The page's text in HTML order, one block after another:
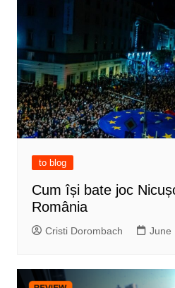
to blog
Cum își bate joc
România
Cristi Dorombach June